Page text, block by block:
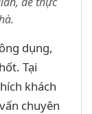
dụng,
Tại
khách
chuyên